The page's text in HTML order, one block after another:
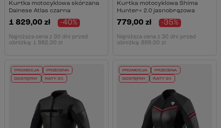
Kurtka motocyklowa skórzana
Dainese Atlas czarna
1 829,00 zł -40%
Najniższa cena z 30 dni przed
obniżką: 1 982,00 zł
Kurtka motocyklowa Shima
Hunter+ 2.0 jasnobrązowa
779,00 zł -35%
Najniższa cena z 30 dni przed
obniżką: 899,00 zł
PROMOCJA PRZECENA
DOSTĘPNY RATY 0%
PROMOCJA PRZECENA
DOSTĘPNY RATY 0%